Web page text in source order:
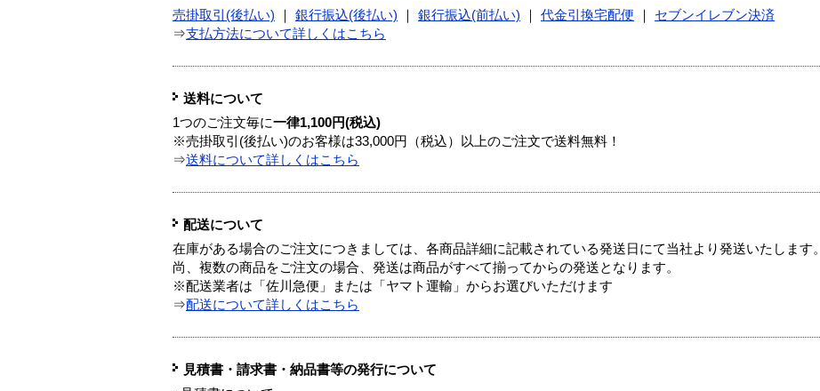
売掛取引(後払い) 銀行振込(後払い) 銀行振込(前払い) 代金引換宅配便
セブンイレブン決済
⇒支払方法について詳しくはこちら
送料について
1つのご注文毎に一律1,100円(税込)
※売掛取引(後払い)のお客様は33,000円（税込）以上のご注文で送料無料！
⇒送料について詳しくはこちら
配送について
在庫がある場合のご注文につきましては、各商品詳細に記載されている発送日にて当社より発送いたします。
尚、複数の商品をご注文の場合、発送は商品がすべて揃ってからの発送となります。
※配送業者は「佐川急便」または「ヤマト運輸」からお選びいただけます
⇒配送について詳しくはこちら
見積書・請求書・納品書等の発行について